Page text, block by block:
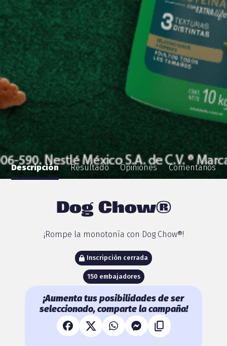
Descripción Resultado Opiniones Comentarios
Dog Chow®
¡Rompe la monotonía con Dog Chow®!
Inscripción cerrada
150 embajadores
¡Aumenta tus posibilidades de ser
seleccionado, comparte la campaña!